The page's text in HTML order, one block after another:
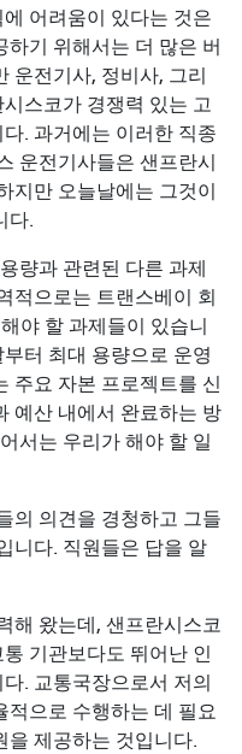
어려움이 있다는 것은
기 위해서는 더 많은 버
운전기사, 정비사, 그리
스코가 경쟁력 있는 고
. 과거에는 이러한 직종
운전기사들은 샌프란시
지만 오늘날에는 그것이
다.
량과 관련된 다른 과제
적으로는 트랜스베이 회
야 할 과제들이 있습니
터 최대 용량으로 운영
주요 자본 프로젝트를 신
예산 내에서 완료하는 방
서는 우리가 해야 할 일
의 의견을 경청하고 그들
니다. 직원들은 답을 알
해 왔는데, 샌프란시스코
기관보다도 뛰어난 인
. 교통국장으로서 저의
적으로 수행하는 데 필요
을 제공하는 것입니다.